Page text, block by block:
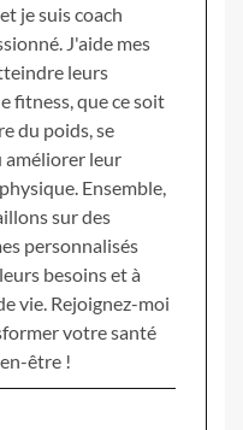
je suis coach
J'aide mes
leurs
fitness, que ce soit
du poids, se
leur
Ensemble,
sur des
personnalisés
besoins et à
vie. Rejoignez-moi
votre santé
être !